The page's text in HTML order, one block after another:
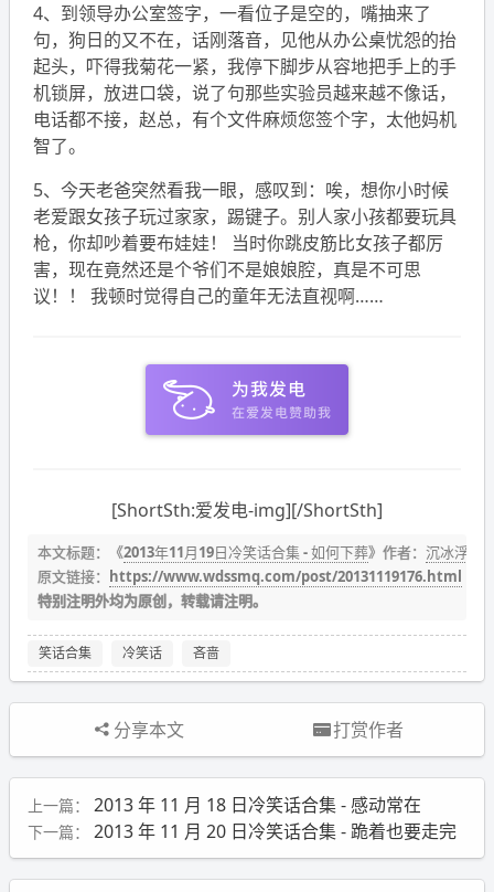
4、到领导办公室签字，一看位子是空的，嘴抽来了
句，狗日的又不在，话刚落音，见他从办公桌忧怨的抬
起头，吓得我菊花一紧，我停下脚步从容地把手上的手
机锁屏，放进口袋，说了句那些实验员越来越不像话，
电话都不接，赵总，有个文件麻烦您签个字，太他妈机
智了。
5、今天老爸突然看我一眼，感叹到：唉，想你小时候
老爱跟女孩子玩过家家，踢键子。别人家小孩都要玩具
枪，你却吵着要布娃娃！ 当时你跳皮筋比女孩子都厉
害，现在竟然还是个爷们不是娘娘腔，真是不可思
议！！ 我顿时觉得自己的童年无法直视啊……
[ShortSth:爱发电-img][/ShortSth]
本文标题：《2013年11月19日冷笑话合集 - 如何下葬》作者： 沉冰浮水
原文链接： https://www.wdssmq.com/post/20131119176.html
特别注明外均为原创，转载请注明。
笑话合集 冷笑话 吝啬
分享本文 打赏作者
上一篇： 2013 年 11 月 18 日冷笑话合集 - 感动常在
下一篇： 2013 年 11 月 20 日冷笑话合集 - 跪着也要走完